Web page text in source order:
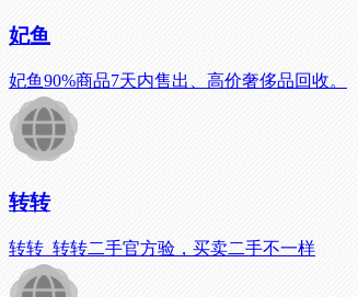
妃鱼
妃鱼90%商品7天内售出、高价奢侈品回收。
转转
转转_转转二手官方验，买卖二手不一样